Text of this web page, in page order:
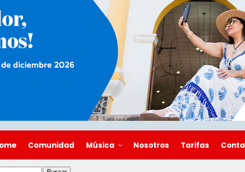
Comunidad Música Nosotros Tarifas